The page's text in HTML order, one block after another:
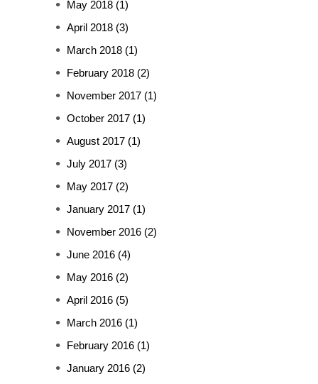
May 2018 (1)
April 2018 (3)
March 2018 (1)
February 2018 (2)
November 2017 (1)
October 2017 (1)
August 2017 (1)
July 2017 (3)
May 2017 (2)
January 2017 (1)
November 2016 (2)
June 2016 (4)
May 2016 (2)
April 2016 (5)
March 2016 (1)
February 2016 (1)
January 2016 (2)